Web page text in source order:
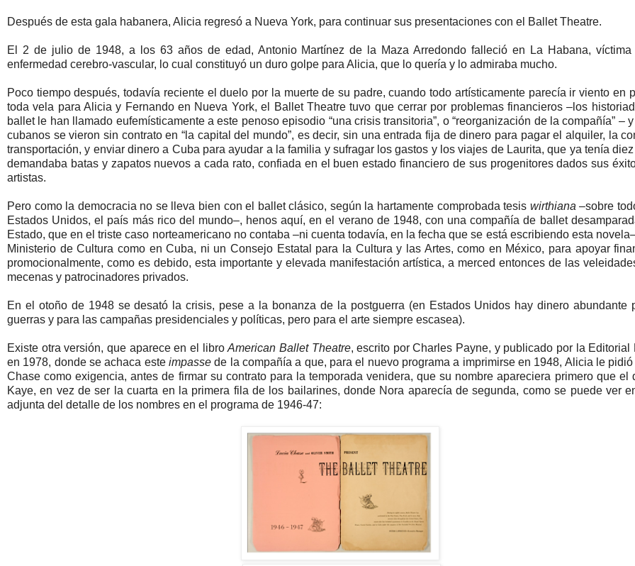
Después de esta gala habanera, Alicia regresó a Nueva York, para continuar sus presentaciones con el Ballet Theatre.
El 2 de julio de 1948, a los 63 años de edad, Antonio Martínez de la Maza Arredondo falleció en La Habana, víctima
enfermedad cerebro-vascular, lo cual constituyó un duro golpe para Alicia, que lo quería y lo admiraba mucho.
Poco tiempo después, todavía reciente el duelo por la muerte de su padre, cuando todo artísticamente parecía ir viento en
toda vela para Alicia y Fernando en Nueva York, el Ballet Theatre tuvo que cerrar por problemas financieros –los
ballet le han llamado eufemísticamente a este penoso episodio “una crisis transitoria”, o “reorganización de la compañía” –
cubanos se vieron sin contrato en “la capital del mundo”, es decir, sin una entrada fija de dinero para pagar el alquiler, la
transportación, y enviar dinero a Cuba para ayudar a la familia y sufragar los gastos y los viajes de Laurita, que ya tenía
demandaba batas y zapatos nuevos a cada rato, confiada en el buen estado financiero de sus progenitores dados sus
artistas.
Pero como la democracia no se lleva bien con el ballet clásico, según la hartamente comprobada tesis wirthiana –sobre
Estados Unidos, el país más rico del mundo–, henos aquí, en el verano de 1948, con una compañía de ballet
Estado, que en el triste caso norteamericano no contaba –ni cuenta todavía, en la fecha que se está escribiendo esta
Ministerio de Cultura como en Cuba, ni un Consejo Estatal para la Cultura y las Artes, como en México, para apoyar
promocionalmente, como es debido, esta importante y elevada manifestación artística, a merced entonces de las
mecenas y patrocinadores privados.
En el otoño de 1948 se desató la crisis, pese a la bonanza de la postguerra (en Estados Unidos hay dinero abundante
guerras y para las campañas presidenciales y políticas, pero para el arte siempre escasea).
Existe otra versión, que aparece en el libroAmerican Ballet Theatre, escrito por Charles Payne, y publicado por la Editorial
en 1978, donde se achaca este impasse de la compañía a que, para el nuevo programa a imprimirse en 1948, Alicia le
Chase como exigencia, antes de firmar su contrato para la temporada venidera, que su nombre apareciera primero que el
Kaye, en vez de ser la cuarta en la primera fila de los bailarines, donde Nora aparecía de segunda, como se puede ver
adjunta del detalle de los nombres en el programa de 1946-47: